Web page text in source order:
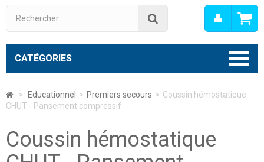
Mon
CATÉGORIES
> Educationnel > Premiers secours > Coussin hémostatique
CHUT - Pansement compressif
Coussin hémostatique